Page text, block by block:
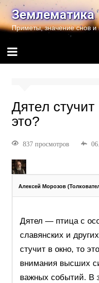
Землематика
Приметы, значение снов
Дятел
это?
837 просмотров
Алексей Морозов
Дятел — птица с
славянских и
стучит в окно, то
внимания высших
важных событий. В